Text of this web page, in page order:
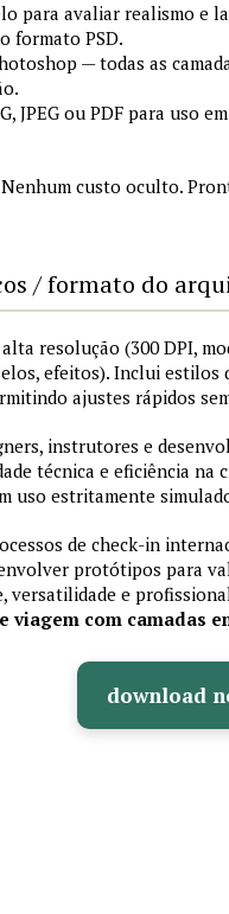
para avaliar realismo e
formato PSD.
— todas as
JPEG ou PDF para uso
custo oculto.
/ formato do
resolução (300 DPI,
efeitos). Inclui estilos
ajustes rápidos
instrutores e
técnica e eficiência na
uso estritamente
de check-in
protótipos para
versatilidade e
viagem com camadas
download